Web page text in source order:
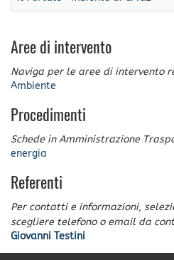
Aree di intervento
Naviga per le aree di intervento
Ambiente
Procedimenti
Schede in Amministrazione
energia
Referenti
Per contatti e informazioni,
scegliere telefono o email da
Giovanni Testini